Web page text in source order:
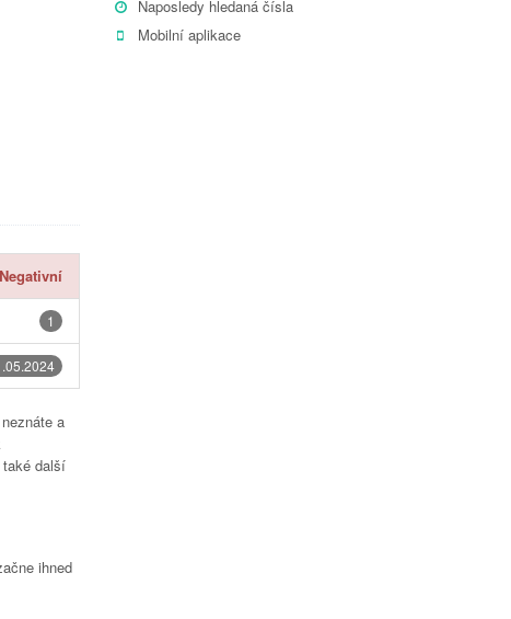
Negativní
1
a
také další
ihned
Naposledy hledaná čísla
Mobilní aplikace